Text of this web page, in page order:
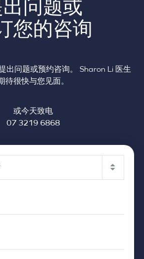
问题或
您的咨询
出问题或预约咨询。 Sharon Li 医生
待很快与您见面。
或今天致电
07 3219 6868